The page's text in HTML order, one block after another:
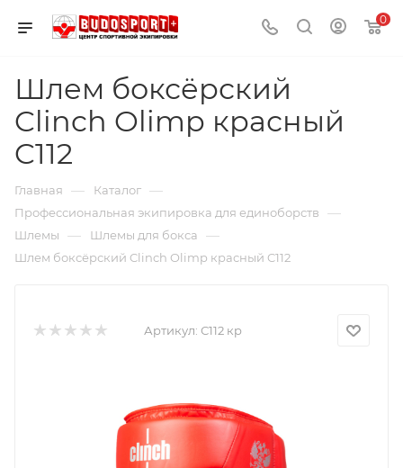
0
Шлем боксёрский
Clinch Olimp красный
C112
Главная — Каталог —
Профессиональная экипировка для единоборств —
Шлемы — Шлемы для бокса —
Шлем боксёрский Clinch Olimp красный C112
Артикул: С112 кр